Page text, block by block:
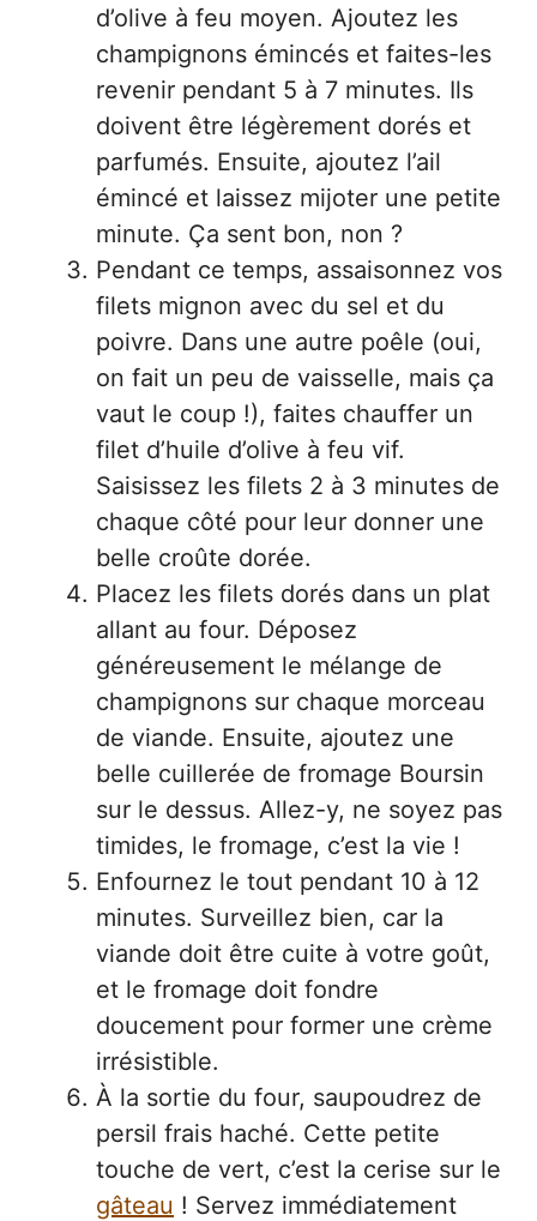
d’olive à feu moyen. Ajoutez les
champignons émincés et faites-les
revenir pendant 5 à 7 minutes. Ils
doivent être légèrement dorés et
parfumés. Ensuite, ajoutez l’ail
émincé et laissez mijoter une petite
minute. Ça sent bon, non ?
Pendant ce temps, assaisonnez vos
filets mignon avec du sel et du
poivre. Dans une autre poêle (oui,
on fait un peu de vaisselle, mais ça
vaut le coup !), faites chauffer un
filet d’huile d’olive à feu vif.
Saisissez les filets 2 à 3 minutes de
chaque côté pour leur donner une
belle croûte dorée.
Placez les filets dorés dans un plat
allant au four. Déposez
généreusement le mélange de
champignons sur chaque morceau
de viande. Ensuite, ajoutez une
belle cuillerée de fromage Boursin
sur le dessus. Allez-y, ne soyez pas
timides, le fromage, c’est la vie !
Enfournez le tout pendant 10 à 12
minutes. Surveillez bien, car la
viande doit être cuite à votre goût,
et le fromage doit fondre
doucement pour former une crème
irrésistible.
À la sortie du four, saupoudrez de
persil frais haché. Cette petite
touche de vert, c’est la cerise sur le
gâteau ! Servez immédiatement